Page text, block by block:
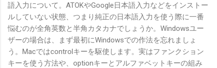
語入力について。ATOKやGoogle日本語入力などをインストー
ルしていない状態、つまり純正の日本語入力を使う際に一番
悩むのが全角英数と半角カタカナでしょうか。Windowsユー
ザーの場合は、まず最初にWindowsでの作法を忘れましょ
う。Macではcontrolキーを駆使します。実はファンクション
キーを使う方法や、optionキーとアルファベットキーの組み